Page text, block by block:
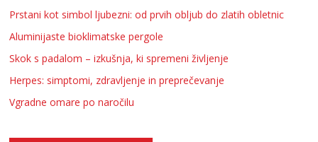
Prstani kot simbol ljubezni: od prvih obljub do zlatih obletnic
Aluminijaste bioklimatske pergole
Skok s padalom – izkušnja, ki spremeni življenje
Herpes: simptomi, zdravljenje in preprečevanje
Vgradne omare po naročilu